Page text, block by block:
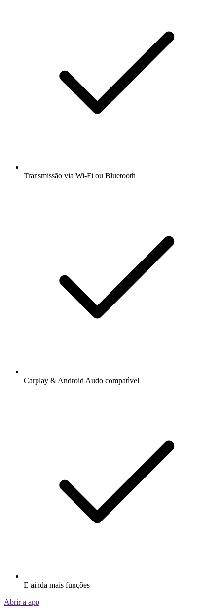
Transmissão via Wi-Fi ou Bluetooth
Carplay & Android Audo compatìvel
E ainda mais funções
Abrir a app